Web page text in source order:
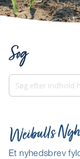
Søg
Weibulls
Et nyhedsbrev